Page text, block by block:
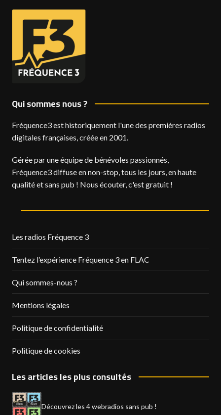
Qui sommes nous ?
Fréquence3 est historiquement l'une des premières radios
digitales françaises, créée en 2001.
Gérée par une équipe de bénévoles passionnés,
Fréquence3 diffuse en non-stop, tous les jours, en haute
qualité et sans pub ! Nous écouter, c'est gratuit !
Les radios Fréquence 3
Tentez l’expérience Fréquence 3 en FLAC
Qui sommes-nous ?
Mentions légales
Politique de confidentialité
Politique de cookies
Les articles les plus consultés
Découvrez les 4 webradios sans pub !